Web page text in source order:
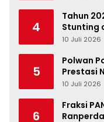
4
Tahun
Stunting
10 Juli 2026
5
Polwan
Prestasi
10 Juli 2026
6
Fraksi